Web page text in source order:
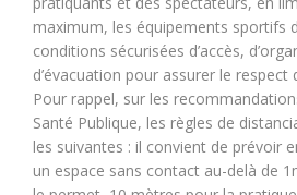
maximum, les équipements sportifs
conditions sécurisées d’accès,
d’évacuation pour assurer le respect
Pour rappel, sur les
Santé Publique, les règles de
les suivantes : il convient de prévoir
un espace sans contact au-delà de